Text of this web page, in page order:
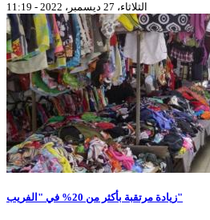
الثلاثاء، 27 ديسمبر، 2022 - 11:19
زيادة مرتقبة بأكثر من 20% في "الفريب"